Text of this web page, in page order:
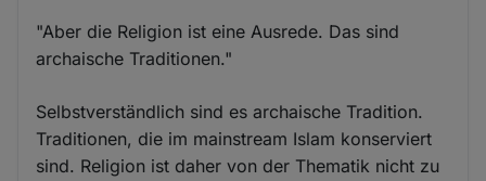
"Aber die Religion ist eine Ausrede. Das sind
archaische Traditionen."
Selbstverständlich sind es archaische Tradition.
Traditionen, die im mainstream Islam konserviert
sind. Religion ist daher von der Thematik nicht zu